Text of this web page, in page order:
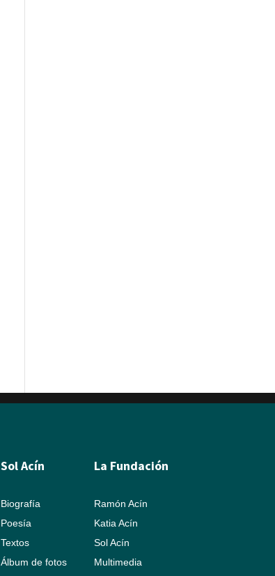
Sol Acín
Biografía
Poesía
Textos
Álbum de fotos
La Fundación
Ramón Acín
Katia Acín
Sol Acín
Multimedia